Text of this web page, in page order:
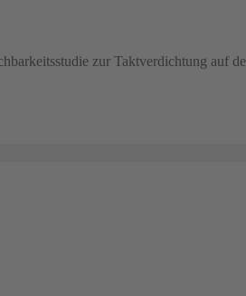
zur Taktverdichtung auf